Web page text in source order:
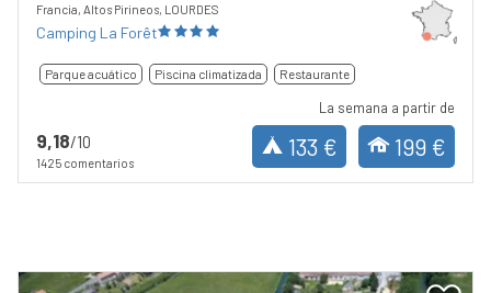
Francia, Altos Pirineos, LOURDES
Camping La Forêt
Parque acuático Piscina climatizada Restaurante
9,18/10
1425 comentarios
La semana a partir de
133 € 199 €